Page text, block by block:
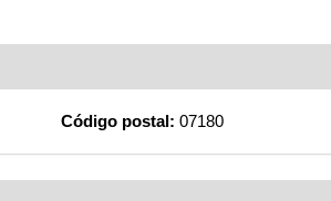
Código postal: 07180